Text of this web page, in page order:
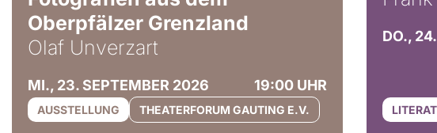
Oberpfälzer Grenzland
Olaf Unverzart
MI., 23. SEPTEMBER 2026 19:00 UHR
AUSSTELLUNG THEATERFORUM GAUTING E.V.
DO.,